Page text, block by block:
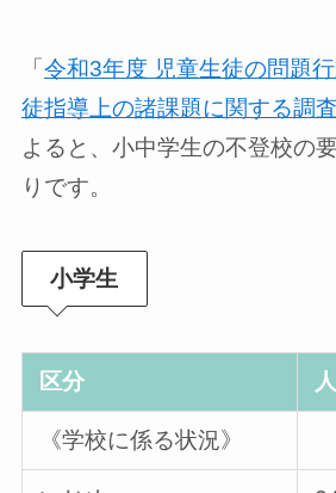
「令和3年度 児童生徒の問題
徒指導上の諸課題に関する調
よると、小中学生の不登校の
りです。
小学生
区分
《学校に係る状況》